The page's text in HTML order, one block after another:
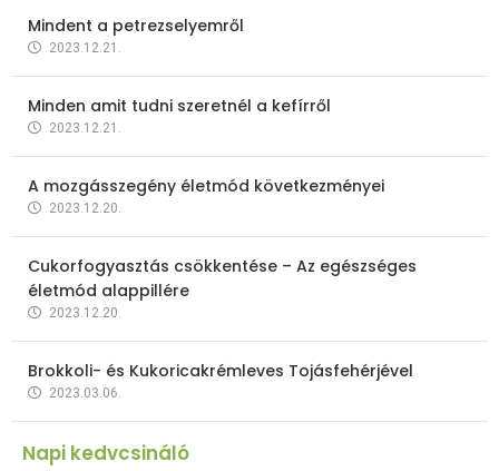
Mindent a petrezselyemről
2023.12.21.
Minden amit tudni szeretnél a kefírről
2023.12.21.
A mozgásszegény életmód következményei
2023.12.20.
Cukorfogyasztás csökkentése – Az egészséges
életmód alappillére
2023.12.20.
Brokkoli- és Kukoricakrémleves Tojásfehérjével
2023.03.06.
Napi kedvcsináló